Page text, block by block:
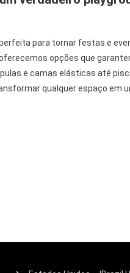
para tornar festas e
opções que
e camas elásticas até
qualquer espaço em